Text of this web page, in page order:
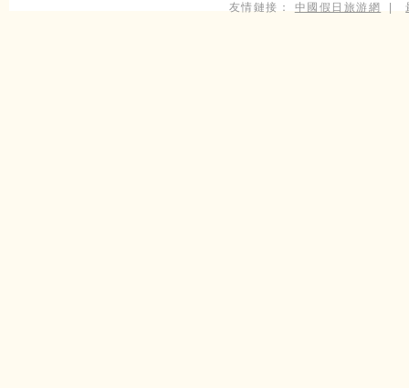
友情鏈接： 中國假日旅游網 |